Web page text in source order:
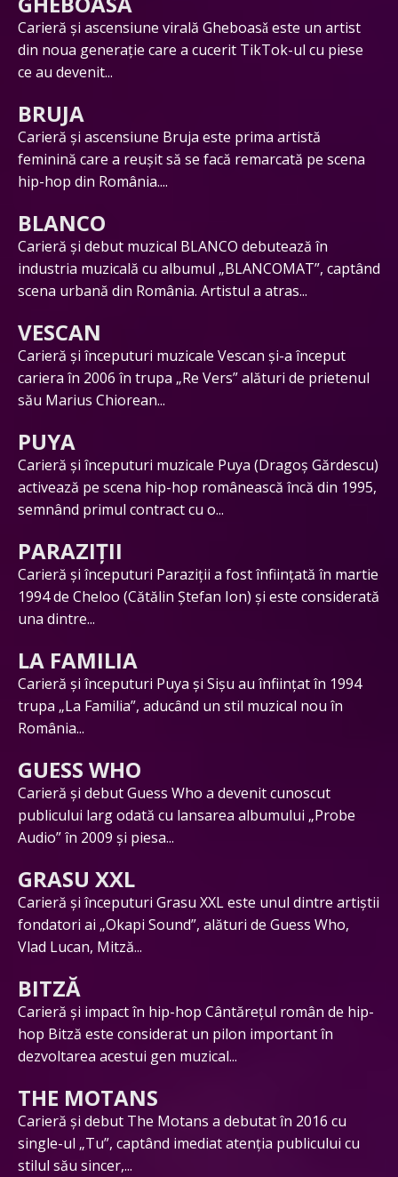
Carieră și ascensiune virală Gheboasǎ este un artist
din noua generație care a cucerit TikTok-ul cu piese
ce au devenit...
BRUJA
Carieră și ascensiune Bruja este prima artistă
feminină care a reușit să se facă remarcată pe scena
hip-hop din România....
BLANCO
Carieră și debut muzical BLANCO debutează în
industria muzicală cu albumul „BLANCOMAT”, captând
scena urbană din România. Artistul a atras...
VESCAN
Carieră și începuturi muzicale Vescan și-a început
cariera în 2006 în trupa „Re Vers” alături de prietenul
său Marius Chiorean...
PUYA
Carieră și începuturi muzicale Puya (Dragoș Gărdescu)
activează pe scena hip-hop românească încă din 1995,
semnând primul contract cu o...
PARAZIȚII
Carieră și începuturi Paraziții a fost înființată în martie
1994 de Cheloo (Cătălin Ștefan Ion) și este considerată
una dintre...
LA FAMILIA
Carieră și începuturi Puya și Sișu au înființat în 1994
trupa „La Familia”, aducând un stil muzical nou în
România...
GUESS WHO
Carieră și debut Guess Who a devenit cunoscut
publicului larg odată cu lansarea albumului „Probe
Audio” în 2009 și piesa...
GRASU XXL
Carieră și începuturi Grasu XXL este unul dintre artiștii
fondatori ai „Okapi Sound”, alături de Guess Who,
Vlad Lucan, Mitză...
BITZĂ
Carieră și impact în hip-hop Cântărețul român de hip-
hop Bitză este considerat un pilon important în
dezvoltarea acestui gen muzical...
THE MOTANS
Carieră și debut The Motans a debutat în 2016 cu
single-ul „Tu”, captând imediat atenția publicului cu
stilul său sincer,...